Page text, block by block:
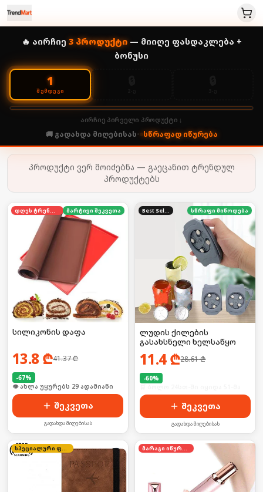
🔥 აირჩიე 3პროდუქტი— მიიღე ფასდაკლება +
ბონუსი
1
ᲨᲔᲛᲓᲔᲒᲘ
აირჩიე პირველი პროდუქტი ↓
🚚 გადახდა მიღებისას• სწრაფად იწურება
პროდუქტი ვერ მოიძებნა — გაეცანით ტრენდულ
პროდუქტებს
დღეს ტრენდში მარტივი შეკვეთა
სილიკონის დაფა
13.8 ₾41.37₾
-67%
🛒 ბოლო 24სთ-ში იყიდა 39-მა
შეკვეთა
გადახდა მიღებისას
Best Seller სწრაფი მიწოდება
ლუდის ქილების
გასახსნელი ხელსაწყო
11.4₾28.61₾
-60%
შეკვეთა
გადახდა მიღებისას
სპეციალური ფასი მარაგი იწურება